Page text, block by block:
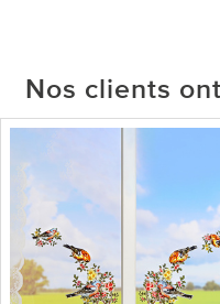
Nos clients